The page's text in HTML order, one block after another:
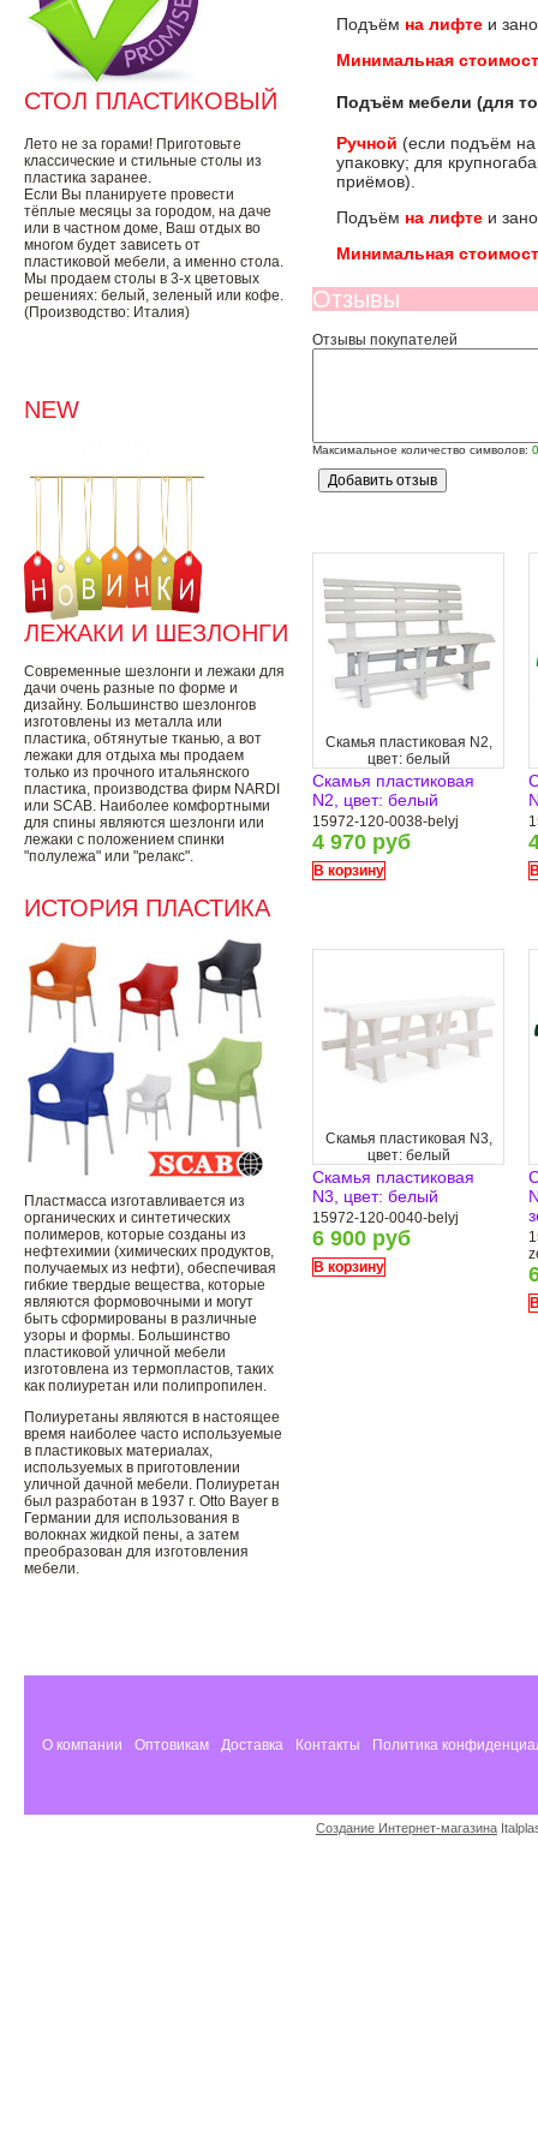
СТОЛ ПЛАСТИКОВЫЙ
Лето не за горами! Приготовьте
классические и стильные столы из
пластика заранее.
Если Вы планируете провести
тёплые месяцы за городом, на даче
или в частном доме, Ваш отдых во
многом будет зависеть от
пластиковой мебели, а именно стола.
Мы продаем столы в 3-х цветовых
решениях: белый, зеленый или кофе.
(Производство: Италия)
NEW
ЛЕЖАКИ И ШЕЗЛОНГИ
Современные шезлонги и лежаки для
дачи очень разные по форме и
дизайну. Большинство шезлонгов
изготовлены из металла или
пластика, обтянутые тканью, а вот
лежаки для отдыха мы продаем
только из прочного итальянского
пластика, производства фирм NARDI
или SCAB. Наиболее комфортными
для спины являются шезлонги или
лежаки с положением спинки
"полулежа" или "релакс".
ИСТОРИЯ ПЛАСТИКА
Пластмасса изготавливается из
органических и синтетических
полимеров, которые созданы из
нефтехимии (химических продуктов,
получаемых из нефти), обеспечивая
гибкие твердые вещества, которые
являются формовочными и могут
быть сформированы в различные
узоры и формы. Большинство
пластиковой уличной мебели
изготовлена ​​из термопластов, таких
как полиуретан или полипропилен.
Полиуретаны являются в настоящее
время наиболее часто используемые
в пластиковых материалах,
используемых в приготовлении
уличной дачной мебели. Полиуретан
был разработан в 1937 г. Otto Bayer в
Германии для использования в
волокнах жидкой пены, а затем
преобразован для изготовления
мебели.
Подъём на лифте и
Минимальная
Подъём мебели (для
Ручной (если подъём
упаковку; для
приёмов).
Подъём на лифте и
Минимальная
Отзывы
Отзывы покупателей
Максимальное количество символов: 0
Скамья пластиковая N2,
цвет: белый
Скамья пластиковая
N2, цвет: белый
15972-120-0038-belyj
4 970 руб
В корзину
Скамья пластиковая N3,
цвет: белый
Скамья пластиковая
N3, цвет: белый
15972-120-0040-belyj
6 900 руб
В корзину
О компании Оптовикам Доставка Контакты Политика
Создание Интернет-магазина